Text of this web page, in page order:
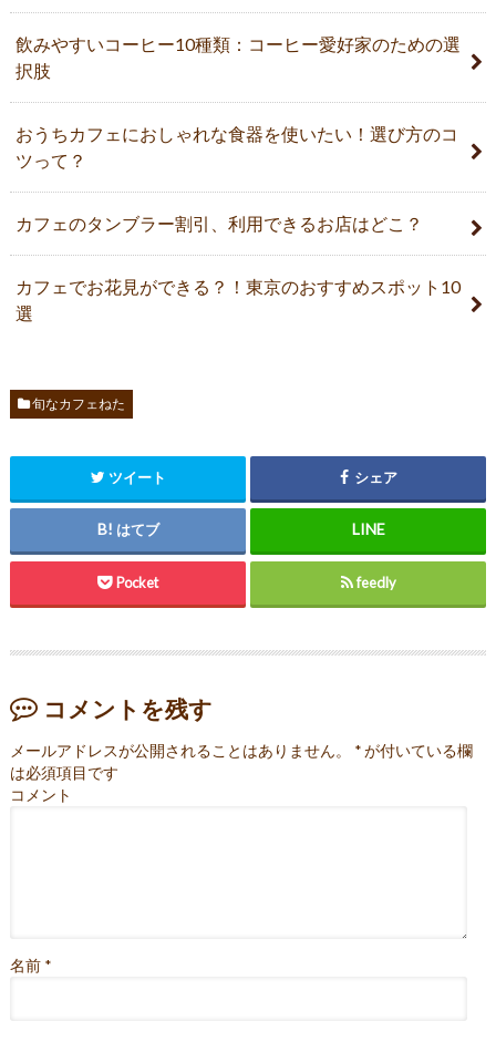
飲みやすいコーヒー10種類：コーヒー愛好家のための選
択肢
おうちカフェにおしゃれな食器を使いたい！選び方のコ
ツって？
カフェのタンブラー割引、利用できるお店はどこ？
カフェでお花見ができる？！東京のおすすめスポット10
選
旬なカフェねた
ツイート シェア
はてブ
Pocket feedly
コメントを残す
メールアドレスが公開されることはありません。 *が付いている欄
は必須項目です
コメント
名前 *